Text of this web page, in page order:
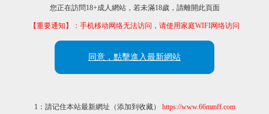
您正在訪問18+成人網站，若未滿18歲，請離開此頁面
【重要通知】：手机移动网络无法访问，请使用家庭WIFI网络访问
同意，點擊進入最新網站
1：請记住本站最新網址（添加到收藏） https://www.66mmff.com